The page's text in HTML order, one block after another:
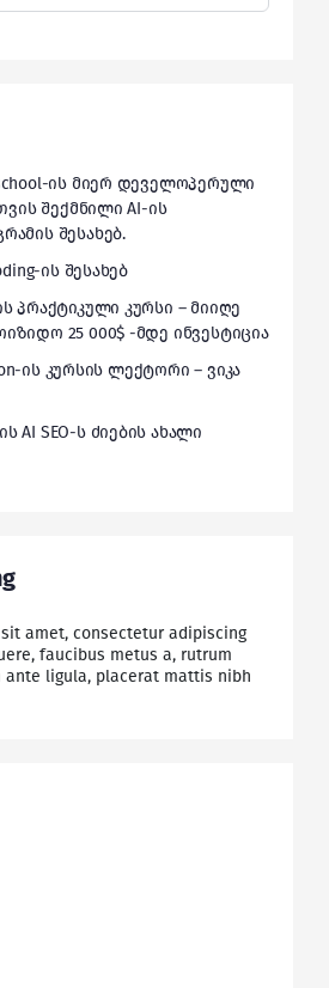
ის მიერ დეველოპერული
შექმნილი AI-ის
შესახებ.
ის შესახებ
პრაქტიკული კურსი – მიიღე
25 000$ -მდე ინვესტიცია
ის კურსის ლექტორი – ვიკა
AI SEO-ს ძიების ახალი
amet, consectetur adipiscing
faucibus metus a, rutrum
ante ligula, placerat mattis nibh